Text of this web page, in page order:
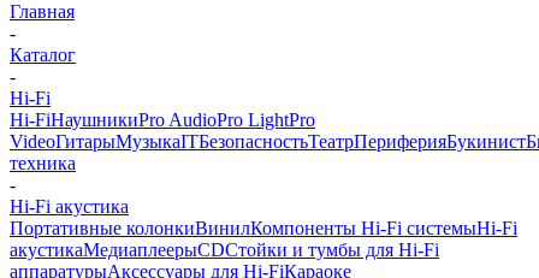
Главная
-
Каталог
-
Hi-Fi
Hi-FiНаушникиPro AudioPro LightPro
VideoГитарыМузыкаITБезопасностьТеатрПериферияБукинист
техника
-
Hi-Fi акустика
Портативные колонкиВинилКомпоненты Hi-Fi системыHi-Fi
акустикаМедиаплеерыCDСтойки и тумбы для Hi-Fi
аппаратурыАксессуары для Hi-FiКараоке